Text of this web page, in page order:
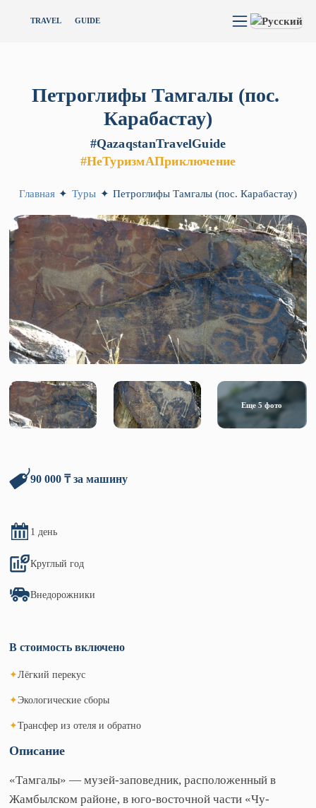
TRAVEL GUIDE
Петроглифы Тамгалы (пос.
Карабастау)
#QazaqstanTravelGuide
#НеТуризмАПриключение
Главная ✦ Туры ✦ Петроглифы Тамгалы (пос. Карабастау)
Еще5 фото
Описание
«Тамгалы» — музей-заповедник, расположенный в
Жамбылском районе, в юго-восточной части «Чу-
90 000 ₸ за машину
1 день
Круглый год
Внедорожники
В стоимость включено
✦Лёгкий перекус
✦Экологические сборы
✦Трансфер из отеля и обратно